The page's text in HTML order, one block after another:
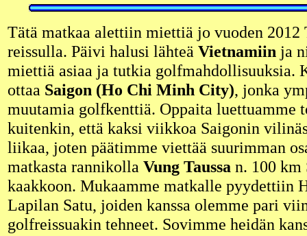
Tätä matkaa alettiin miettiä jo vuoden 2012
reissulla. Päivi halusi lähteä Vietnamiin ja
miettiä asiaa ja tutkia golfmahdollisuuksia.
ottaa Saigon (Ho Chi Minh City), jonka
muutamia golfkenttiä. Oppaita luettuamme
kuitenkin, että kaksi viikkoa Saigonin
liikaa, joten päätimme viettää suurimman
matkasta rannikolla Vung Taussa n. 100 km
kaakkoon. Mukaamme matkalle pyydettiin
Lapilan Satu, joiden kanssa olemme pari
golfreissuakin tehneet. Sovimme heidän